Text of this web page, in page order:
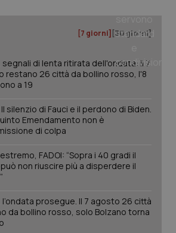
[7 giorni] [30 giorni]
segnali di lenta ritirata dell'ondata: il 7
restano 26 città da bollino rosso, l'8
a 19
silenzio di Fauci e il perdono di Biden.
Emendamento non è
di colpa
FADOI: “Sopra i 40 gradi il
non riuscire più a disperdere il
l’ondata prosegue. Il 7 agosto 26 città
da bollino rosso, solo Bolzano torna
ironfish-
www.quotidianosanita.it
.quotidianosanita.it